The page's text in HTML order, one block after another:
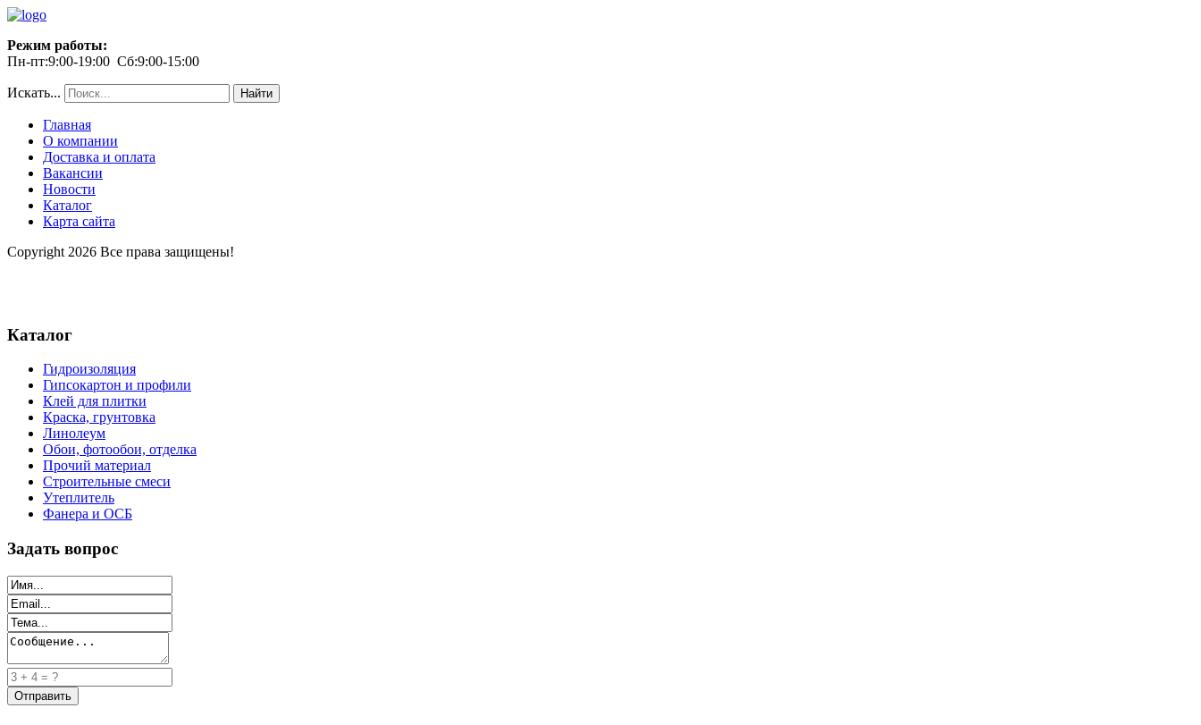
Режим работы:
Пн-пт:9:00-19:00 Сб:9:00-15:00
Искать... Найти
Главная
О компании
Доставка и оплата
Вакансии
Новости
Каталог
Карта сайта
Copyright 2026 Все права защищены!
Каталог
Гидроизоляция
Гипсокартон и профили
Клей для плитки
Краска, грунтовка
Линолеум
Обои, фотообои, отделка
Прочий материал
Строительные смеси
Утеплитель
Фанера и ОСБ
Задать вопрос